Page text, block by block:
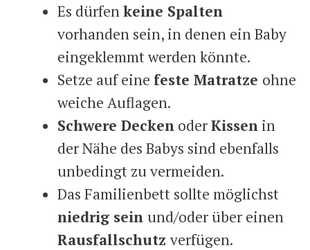
Es dürfenkeine Spalten
vorhanden sein, in denen ein Baby
eingeklemmt werden könnte.
Setze auf eine feste Matratze ohne
weiche Auflagen.
Schwere Decken oderKissen in
der Nähe des Babys sind ebenfalls
unbedingt zu vermeiden.
Das Familienbett sollte möglichst
niedrig sein und/oder über einen
Rausfallschutzverfügen.